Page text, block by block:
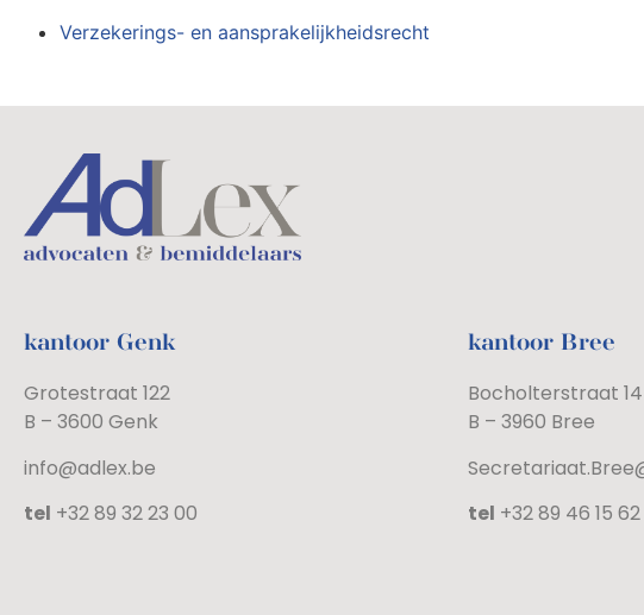
Verzekerings- en aansprakelijkheidsrecht
kantoor Genk
Grotestraat 122
B – 3600 Genk
info@adlex.be
tel +32 89 32 23 00
kantoor Bree
Bocholterstraat 14
B – 3960 Bree
tel +32 89 46 15 62